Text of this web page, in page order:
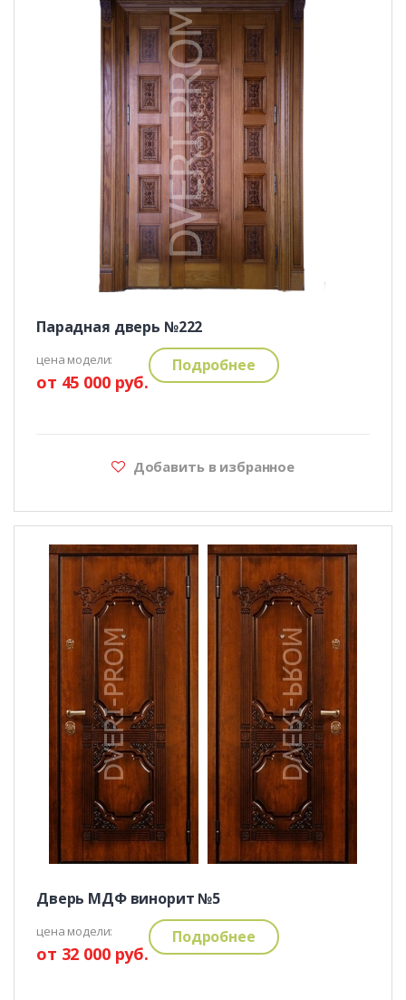
Парадная дверь №222
цена модели:
от 45 000 руб.
Подробнее
Добавить в избранное
Дверь МДФ винорит №5
цена модели:
от 32 000 руб.
Подробнее